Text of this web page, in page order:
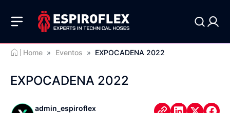
Home » Eventos » EXPOCADENA 2022
EXPOCADENA 2022
admin_espiroflex